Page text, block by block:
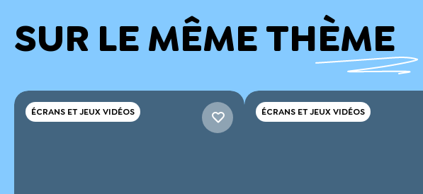
SUR LE MÊME THÈME
ÉCRANS ET JEUX VIDÉOS ÉCRANS ET JEUX VIDÉOS